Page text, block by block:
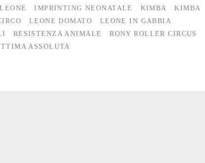
IMPRINTING NEONATALE KIMBA
KIMBA
LEONE DOMATO
LEONE IN GABBIA
RESISTENZA ANIMALE
RONY ROLLER CIRCUS
ASSOLUTA